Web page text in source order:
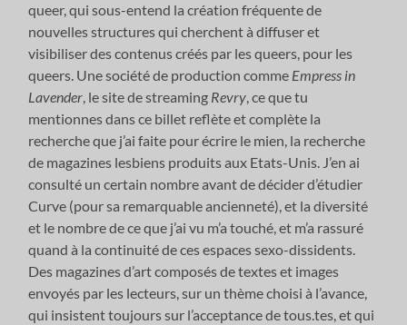
queer, qui sous-entend la création fréquente de
nouvelles structures qui cherchent à diffuser et
visibiliser des contenus créés par les queers, pour les
queers. Une société de production comme Empress in
Lavender, le site de streaming Revry, ce que tu
mentionnes dans ce billet reflète et complète la
recherche que j’ai faite pour écrire le mien, la recherche
de magazines lesbiens produits aux Etats-Unis. J’en ai
consulté un certain nombre avant de décider d’étudier
Curve (pour sa remarquable ancienneté), et la diversité
et le nombre de ce que j’ai vu m’a touché, et m’a rassuré
quand à la continuité de ces espaces sexo-dissidents.
Des magazines d’art composés de textes et images
envoyés par les lecteurs, sur un thème choisi à l’avance,
qui insistent toujours sur l’acceptance de tous.tes, et qui